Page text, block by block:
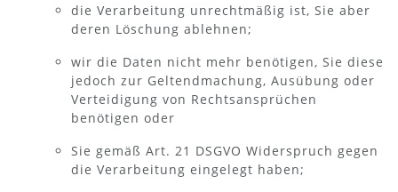
die Verarbeitung unrechtmäßig ist, Sie aber
deren Löschung ablehnen;
wir die Daten nicht mehr benötigen, Sie diese
jedoch zur Geltendmachung, Ausübung oder
Verteidigung von Rechtsansprüchen
benötigen oder
Sie gemäß Art. 21 DSGVO Widerspruch gegen
die Verarbeitung eingelegt haben;